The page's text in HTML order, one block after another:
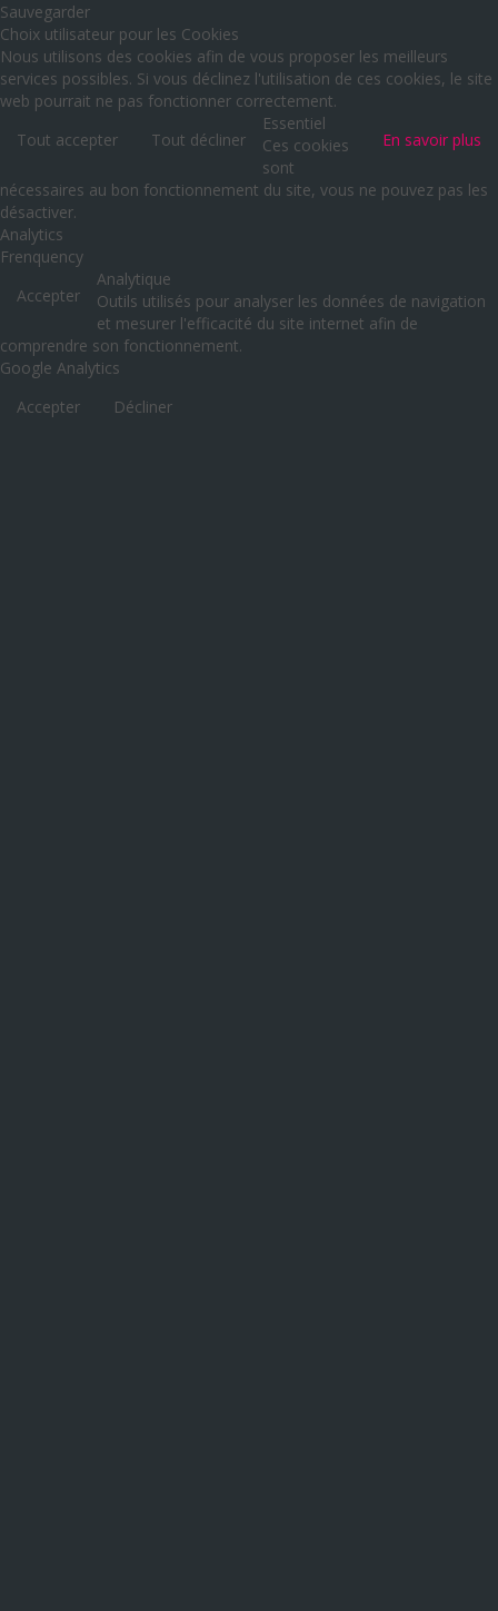
Sauvegarder
Choix utilisateur pour les Cookies
Nous utilisons des cookies afin de vous proposer les meilleurs
services possibles. Si vous déclinez l'utilisation de ces cookies, le site
web pourrait ne pas fonctionner correctement.
Tout accepter
Tout décliner En savoir plus
Essentiel
Ces cookies
sont
nécessaires au bon fonctionnement du site, vous ne pouvez pas les
désactiver.
Analytics
Frenquency
Accepter
Analytique
Outils utilisés pour analyser les données de navigation
et mesurer l'efficacité du site internet afin de
comprendre son fonctionnement.
Google Analytics
Accepter
Décliner